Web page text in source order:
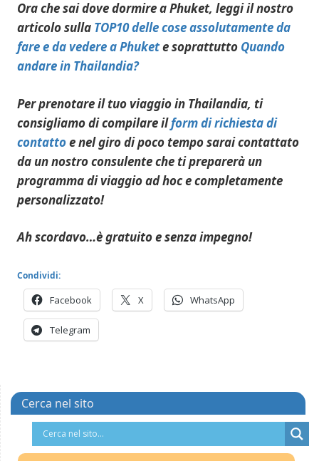
Ora che sai dove dormire a Phuket, leggi il nostro
articolo sulla TOP10 delle cose assolutamente da
fare e da vedere a Phukete soprattutto Quando
andare in Thailandia?
Per prenotare il tuo viaggio in Thailandia, ti
consigliamo di compilare ilform di richiesta di
contattoe nel giro di poco tempo sarai contattato
da un nostro consulente che ti preparerà un
programma di viaggio ad hoc e completamente
personalizzato!
Ah scordavo…è gratuito e senza impegno!
Condividi:
Facebook X WhatsApp
Telegram
Cerca nel sito